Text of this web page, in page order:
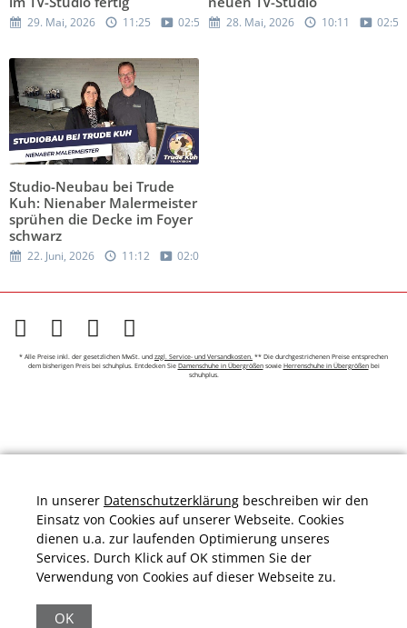
29. Mai, 2026 11:25 02:59 28. Mai, 2026 10:11 02:56
Studio-Neubau bei Trude
Kuh: Nienaber Malermeister
sprühen die Decke im Foyer
schwarz
22. Juni, 2026 11:12 02:07
* Alle Preise inkl. der gesetzlichen MwSt. und zzgl. Service- und Versandkosten. ** Die durchgestrichenen Preise entsprechen
dem bisherigen Preis bei schuhplus. Entdecken Sie Damenschuhe in Übergrößensowie Herrenschuhe in Übergrößenbei
schuhplus.
In unserer Datenschutzerklärung beschreiben wir den
Einsatz von Cookies auf unserer Webseite. Cookies
dienen u.a. zur laufenden Optimierung unseres
Services. Durch Klick auf OK stimmen Sie der
Verwendung von Cookies auf dieser Webseite zu.
OK